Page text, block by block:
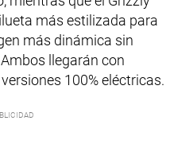
más estilizada para
más dinámica sin
llegarán con
100% eléctricas.